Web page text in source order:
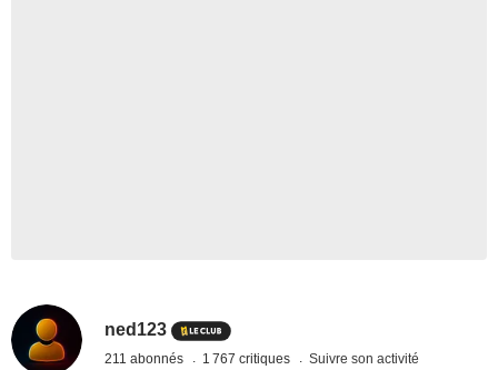
ned123
211 abonnés 1 767 critiques Suivre son activité